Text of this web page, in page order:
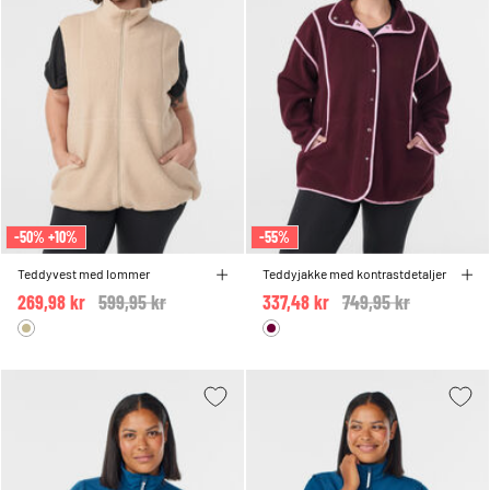
-50% +10%
Teddyvest med lommer
Price reduced from
599,95 kr
269,98 kr
-55%
Teddyjakke med kontrastdetaljer
Price reduced from
749,95 kr
337,48 kr